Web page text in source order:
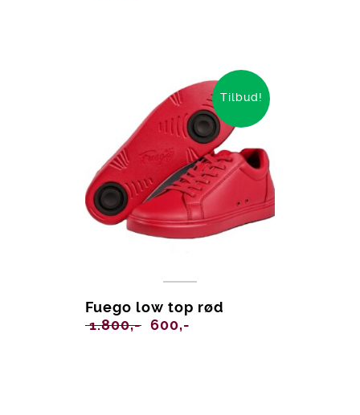
Tilbud!
Fuego low top rød
1.800,- Opprinnelig
600,-